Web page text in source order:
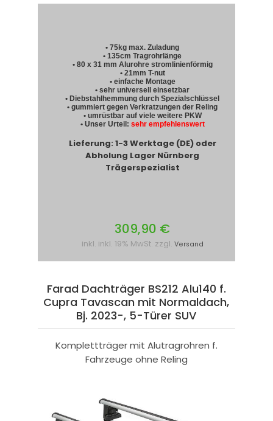
• 75kg max. Zuladung
• 135cm Tragrohrlänge
• 80 x 31 mm Alurohre stromlinienförmig
• 21mm T-nut
• einfache Montage
• sehr universell einsetzbar
• Diebstahlhemmung durch Spezialschlüssel
• gummiert gegen Verkratzungen der Reling
• umrüstbar auf viele weitere PKW
• Unser Urteil: sehr empfehlenswert
Lieferung: 1-3 Werktage (DE) oder
Abholung Lager Nürnberg
Trägerspezialist
309,90 €
inkl. inkl. 19% MwSt. zzgl. Versand
Farad Dachträger BS212 Alu140 f.
Cupra Tavascan mit Normaldach,
Bj. 2023-, 5-Türer SUV
Komplettträger mit Alutragrohren f.
Fahrzeuge ohne Reling